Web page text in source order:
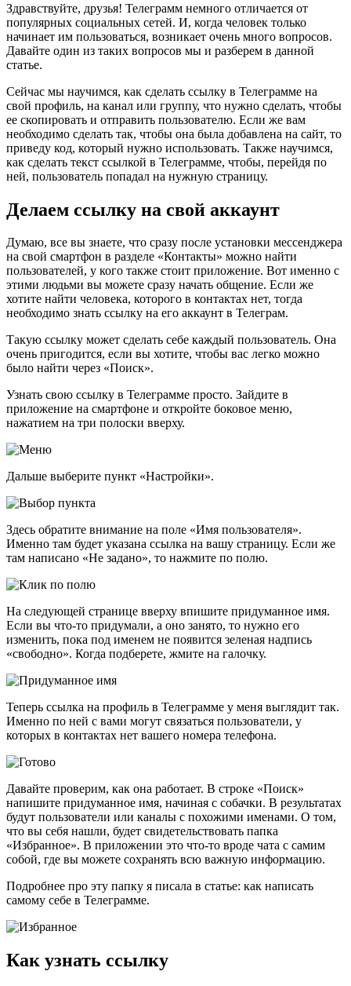
Здравствуйте, друзья! Телеграмм немного отличается от
популярных социальных сетей. И, когда человек только
начинает им пользоваться, возникает очень много вопросов.
Давайте один из таких вопросов мы и разберем в данной
статье.
Сейчас мы научимся, как сделать ссылку в Телеграмме на
свой профиль, на канал или группу, что нужно сделать, чтобы
ее скопировать и отправить пользователю. Если же вам
необходимо сделать так, чтобы она была добавлена на сайт, то
приведу код, который нужно использовать. Также научимся,
как сделать текст ссылкой в Телеграмме, чтобы, перейдя по
ней, пользователь попадал на нужную страницу.
Делаем ссылку на свой аккаунт
Думаю, все вы знаете, что сразу после установки мессенджера
на свой смартфон в разделе «Контакты» можно найти
пользователей, у кого также стоит приложение. Вот именно с
этими людьми вы можете сразу начать общение. Если же
хотите найти человека, которого в контактах нет, тогда
необходимо знать ссылку на его аккаунт в Телеграм.
Такую ссылку может сделать себе каждый пользователь. Она
очень пригодится, если вы хотите, чтобы вас легко можно
было найти через «Поиск».
Узнать свою ссылку в Телеграмме просто. Зайдите в
приложение на смартфоне и откройте боковое меню,
нажатием на три полоски вверху.
Дальше выберите пункт «Настройки».
Здесь обратите внимание на поле «Имя пользователя».
Именно там будет указана ссылка на вашу страницу. Если же
там написано «Не задано», то нажмите по полю.
На следующей странице вверху впишите придуманное имя.
Если вы что-то придумали, а оно занято, то нужно его
изменить, пока под именем не появится зеленая надпись
«свободно». Когда подберете, жмите на галочку.
Теперь ссылка на профиль в Телеграмме у меня выглядит так.
Именно по ней с вами могут связаться пользователи, у
которых в контактах нет вашего номера телефона.
Давайте проверим, как она работает. В строке «Поиск»
напишите придуманное имя, начиная с собачки. В результатах
будут пользователи или каналы с похожими именами. О том,
что вы себя нашли, будет свидетельствовать папка
«Избранное». В приложении это что-то вроде чата с самим
собой, где вы можете сохранять всю важную информацию.
Подробнее про эту папку я писала в статье: как написать
самому себе в Телеграмме.
Как узнать ссылку